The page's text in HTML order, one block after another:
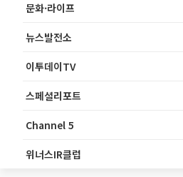
문화·라이프
뉴스발전소
이투데이TV
스페셜리포트
Channel 5
위너스IR클럽